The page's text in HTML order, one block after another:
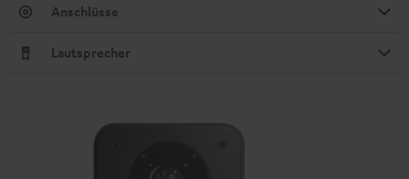
Anschlüsse
Lautsprecher